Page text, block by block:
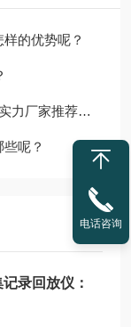
的优势呢？
维贝科技有限公司
呢？
录回放仪 ：
电话咨询